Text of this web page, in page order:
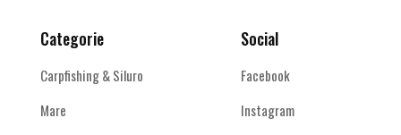
Categorie
Carpfishing & Siluro
Mare
Social
Facebook
Instagram